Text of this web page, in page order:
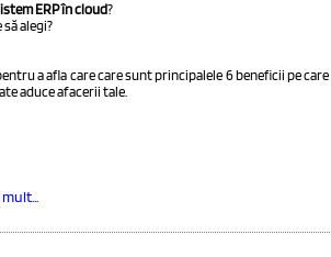
ERP în cloud?
alegi?
a afla care care sunt principalele 6 beneficii pe
aduce afacerii tale.